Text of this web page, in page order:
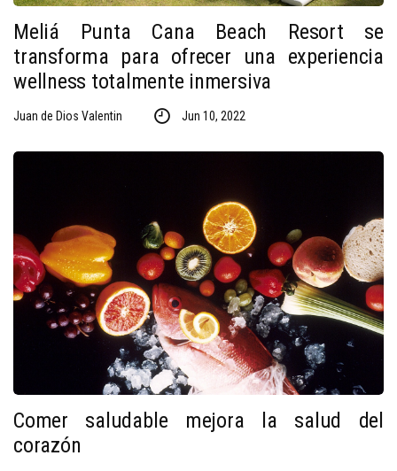
Meliá Punta Cana Beach Resort se
transforma para ofrecer una experiencia
wellness totalmente inmersiva
Juan de Dios Valentin Jun 10, 2022
Comer saludable mejora la salud del
corazón